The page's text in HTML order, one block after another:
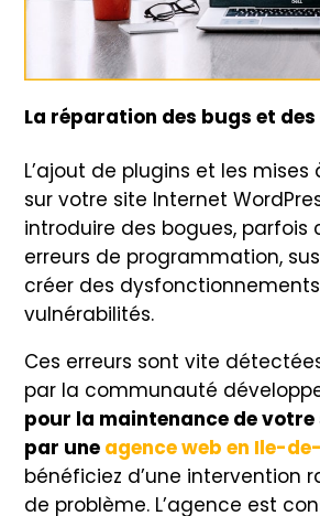
La réparation des bugs et
L’ajout de plugins et les mises
sur votre site Internet
introduire des bogues, parfois
erreurs de programmation,
créer des
vulnérabilités.
Ces erreurs sont vite
par la communauté
pour la maintenance de votre
par une agence web en Ile-
bénéficiez d’une intervention
de problème. L’agence est